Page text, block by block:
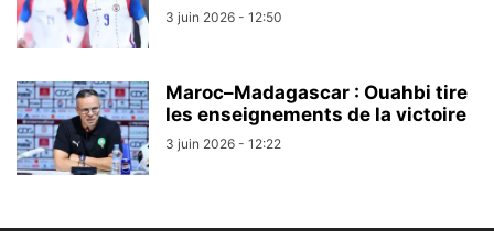
3 juin 2026 - 12:50
Maroc–Madagascar : Ouahbi tire
les enseignements de la victoire
3 juin 2026 - 12:22